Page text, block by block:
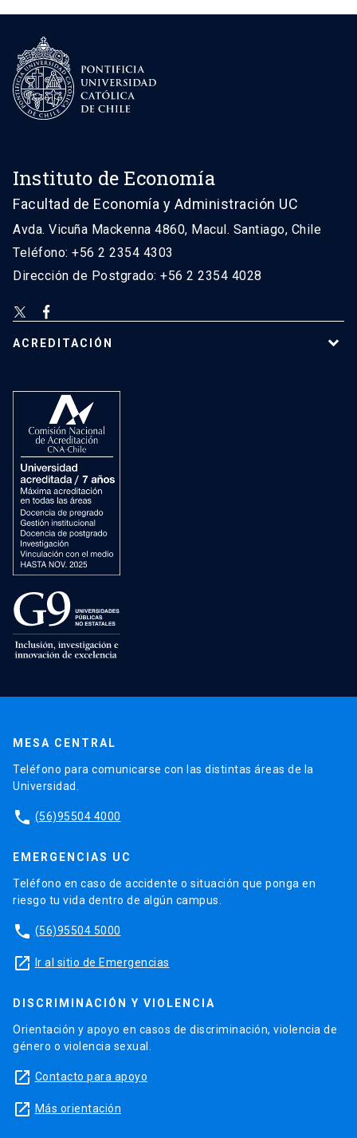
Instituto de Economía
Facultad de Economía y Administración UC
Avda. Vicuña Mackenna 4860, Macul. Santiago, Chile
Teléfono: +56 2 2354 4303
Dirección de Postgrado: +56 2 2354 4028
ACREDITACIÓN
MESA CENTRAL
Teléfono para comunicarse con las distintas áreas de la
Universidad.
phone (56)95504 4000
EMERGENCIAS UC
Teléfono en caso de accidente o situación que ponga en
riesgo tu vida dentro de algún campus.
phone (56)95504 5000
launch Ir al sitio de Emergencias
DISCRIMINACIÓN Y VIOLENCIA
Orientación y apoyo en casos de discriminación, violencia de
género o violencia sexual.
launch Contacto para apoyo
launch Más orientación